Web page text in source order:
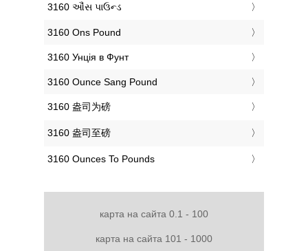
‎3160 ઔંસ પાઉન્ડ
‎3160 Ons Pound
‎3160 Унція в Фунт
‎3160 Ounce Sang Pound
‎3160 盎司为磅
‎3160 盎司至磅
‎3160 Ounces To Pounds
карта на сайта 0.1 - 100
карта на сайта 101 - 1000